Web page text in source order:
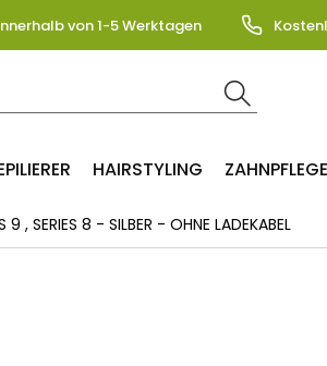
von 1-5 Werktagen
HAIRSTYLING ZAHNPFLEGE
9 , SERIES 8 - SILBER - OHNE LADEKABEL